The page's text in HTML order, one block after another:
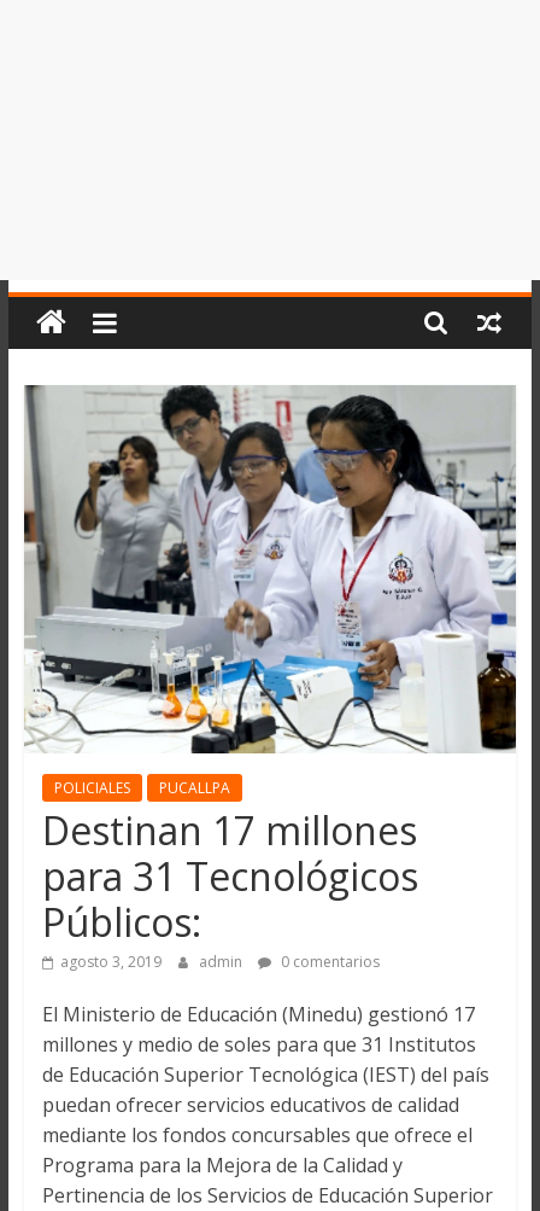
POLICIALES PUCALLPA
Destinan 17 millones
para 31 Tecnológicos
Públicos:
agosto 3, 2019 admin 0 comentarios
El Ministerio de Educación (Minedu) gestionó 17
millones y medio de soles para que 31 Institutos
de Educación Superior Tecnológica (IEST) del país
puedan ofrecer servicios educativos de calidad
mediante los fondos concursables que ofrece el
Programa para la Mejora de la Calidad y
Pertinencia de los Servicios de Educación Superior